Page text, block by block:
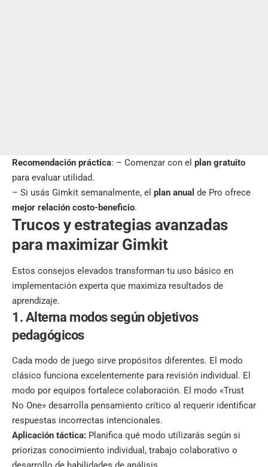
Recomendación práctica: – Comenzar con el plan gratuito
para evaluar utilidad.
– Si usás Gimkit semanalmente, el plan anual de Pro ofrece
mejor relación costo-beneficio.
Trucos y estrategias avanzadas
para maximizar Gimkit
Estos consejos elevados transforman tu uso básico en
implementación experta que maximiza resultados de
aprendizaje.
1. Alterna modos según objetivos
pedagógicos
Cada modo de juego sirve propósitos diferentes. El modo
clásico funciona excelentemente para revisión individual. El
modo por equipos fortalece colaboración. El modo «Trust
No One» desarrolla pensamiento crítico al requerir identificar
respuestas incorrectas intencionales.
Aplicación táctica: Planifica qué modo utilizarás según si
priorizas conocimiento individual, trabajo colaborativo o